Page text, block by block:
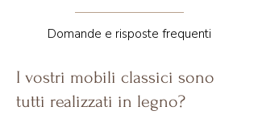
Domande e risposte frequenti
I vostri mobili classici sono
tutti realizzati in legno?